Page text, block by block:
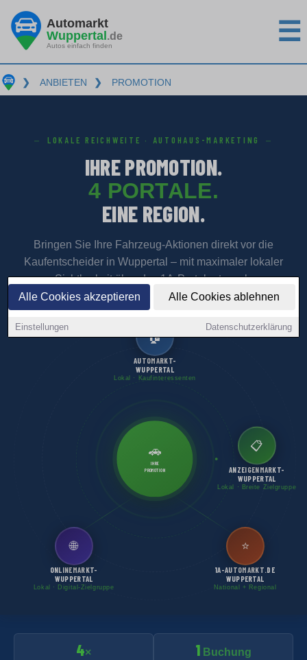
Alle Cookies akzeptieren Alle Cookies ablehnen
Einstellungen Datenschutzerklärung
Automarkt
Wuppertal.de
Autos einfach finden ☰
❯ ANBIETEN ❯ PROMOTION
LOKALE REICHWEITE · AUTOHAUS-MARKETING
IHRE PROMOTION.
4 PORTALE.
EINE REGION.
Bringen Sie Ihre Fahrzeug-Aktionen direkt vor die
Kaufentscheider in Wuppertal – mit maximaler lokaler
Sichtbarkeit über das 1A-Portalnetzwerk.
🚗
IHRE
PROMOTION
🏠
AUTOMARKT-
WUPPERTAL
Lokal · Kaufinteressenten
📋
ANZEIGENMARKT-
WUPPERTAL
Lokal · Breite Zielgruppe
🌐
ONLINEMARKT-
WUPPERTAL
Lokal · Digital-Zielgruppe
⭐
1A-AUTOMARKT.DE
WUPPERTAL
National + Regional
4× 1 Buchung